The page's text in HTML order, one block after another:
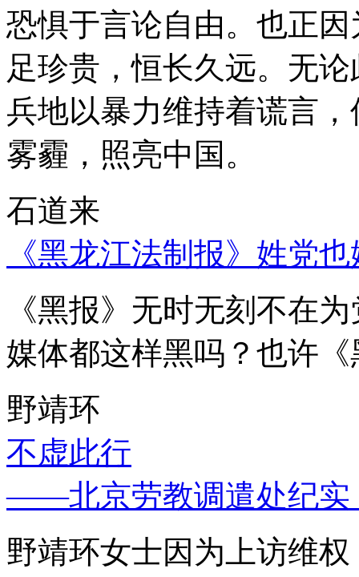
恐惧于言论自由。也正
足珍贵，恒长久远。无
兵地以暴力维持着谎言
雾霾，照亮中国。
石道来
《黑龙江法制报》姓党
《黑报》无时无刻不在
媒体都这样黑吗？也许
野靖环
不虚此行
——北京劳教调遣处纪实
野靖环女士因为上访维